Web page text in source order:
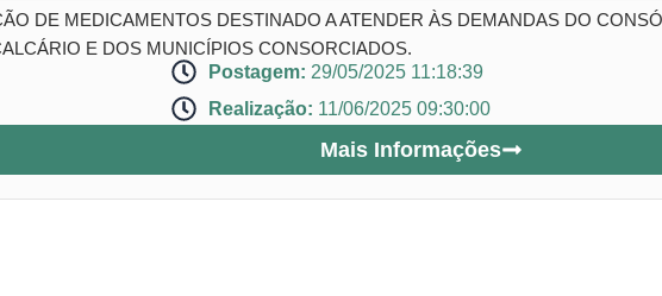
DE MEDICAMENTOS DESTINADO A ATENDER ÀS DEMANDAS DO
E DOS MUNICÍPIOS CONSORCIADOS.
Postagem: 29/05/2025 11:18:39
Realização: 11/06/2025 09:30:00
Mais Informações